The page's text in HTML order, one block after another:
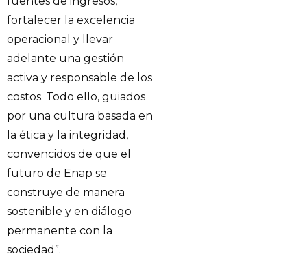
fortalecer la excelencia
operacional y llevar
adelante una gestión
activa y responsable de los
costos. Todo ello, guiados
por una cultura basada en
la ética y la integridad,
convencidos de que el
futuro de Enap se
construye de manera
sostenible y en diálogo
permanente con la
sociedad”.